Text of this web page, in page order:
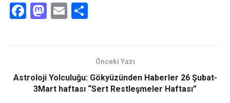
F
o
o
M
d
o
E
Önceki Yazı
Astroloji Yolculuğu: Gökyüzünden Haberler 26 Şubat-
3Mart haftası “Sert Restleşmeler Haftası”